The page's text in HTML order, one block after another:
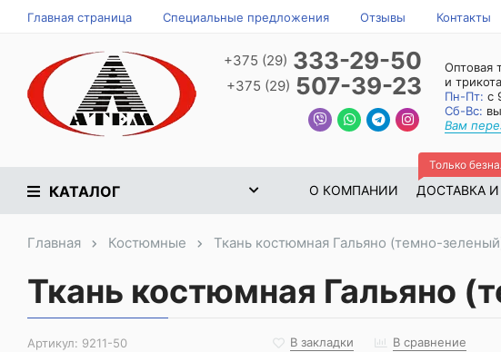
Главная страница Специальные предложения Отзывы Контакты
+375 (29) 333-29-50
+375 (29) 507-39-23
Оптовая
и
Пн-Пт: с
Сб-Вс:
Вам
КАТАЛОГ О КОМПАНИИ ДОСТАВКА
Только
Главная Костюмные Ткань костюмная Гальяно (темно-
Ткань костюмная Гальяно
Артикул: 9211-50 В закладки В сравнение